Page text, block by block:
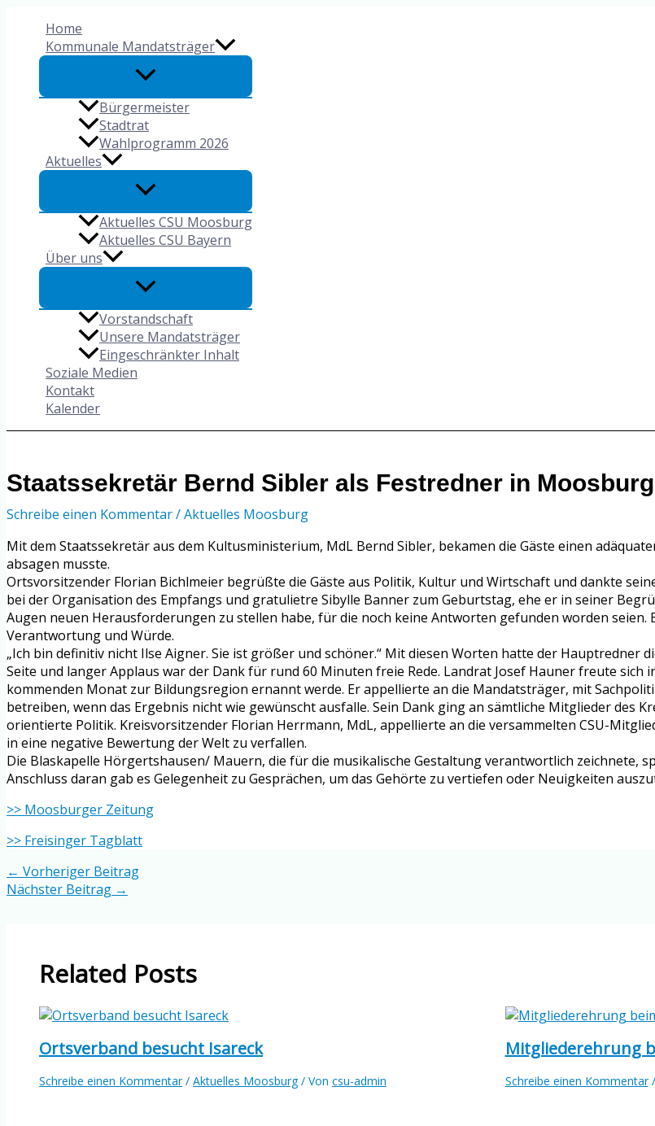
springen
Home
Kommunale Mandatsträger
Bürgermeister
Stadtrat
Wahlprogramm 2026
Aktuelles
Aktuelles CSU Moosburg
Aktuelles CSU Bayern
Über uns
Vorstandschaft
Unsere Mandatsträger
Eingeschränkter Inhalt
Soziale Medien
Kontakt
Kalender
Staatssekretär Bernd Sibler als Festredner in Moosburg
Schreibe einen Kommentar/Aktuelles Moosburg
Mit dem Staatssekretär aus dem Kultusministerium, MdL Bernd Sibler, bekamen die Gäste einen
absagen musste.
Ortsvorsitzender Florian Bichlmeier begrüßte die Gäste aus Politik, Kultur und Wirtschaft und dankte
bei der Organisation des Empfangs und gratulietre Sibylle Banner zum Geburtstag, ehe er in seiner
Augen neuen Herausforderungen zu stellen habe, für die noch keine Antworten gefunden worden seien.
Verantwortung und Würde.
„Ich bin definitiv nicht Ilse Aigner. Sie ist größer und schöner.“ Mit diesen Worten hatte der Hauptredner
Seite und langer Applaus war der Dank für rund 60 Minuten freie Rede. Landrat Josef Hauner freute sich
kommenden Monat zur Bildungsregion ernannt werde. Er appellierte an die Mandatsträger, mit
betreiben, wenn das Ergebnis nicht wie gewünscht ausfalle. Sein Dank ging an sämtliche Mitglieder des
orientierte Politik. Kreisvorsitzender Florian Herrmann, MdL, appellierte an die versammelten CSU-
in eine negative Bewertung der Welt zu verfallen.
Die Blaskapelle Hörgertshausen/ Mauern, die für die musikalische Gestaltung verantwortlich zeichnete,
Anschluss daran gab es Gelegenheit zu Gesprächen, um das Gehörte zu vertiefen oder Neuigkeiten
>> Moosburger Zeitung
>> Freisinger Tagblatt
← Vorheriger Beitrag
Nächster Beitrag →
Related Posts
Ortsverband besucht Isareck
Schreibe einen Kommentar / Aktuelles Moosburg/ Von csu-admin
Mitgliederehrung
Schreibe einen Kommentar /